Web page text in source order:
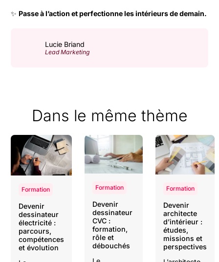
✨ Passe à l’action et perfectionne les intérieurs de demain.
Lucie Briand
Lead Marketing
Dans le même thème
Formation
Devenir
dessinateur
électricité :
parcours,
compétences
et évolution
Formation
Devenir
dessinateur
CVC :
formation,
rôle et
débouchés
Formation
Devenir
architecte
d’intérieur :
études,
missions et
perspectives